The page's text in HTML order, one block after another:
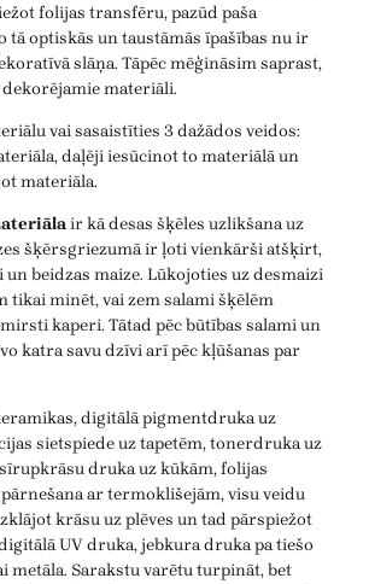
folijas transfēru, pazūd paša
tā optiskās un taustāmās īpašības nu ir
slāņa. Tāpēc mēģināsim saprast,
materiāli.
vai sasaistīties 3 dažādos veidos:
daļēji iesūcinot to materiālā un
materiāla.
ir kā desas šķēles uzlikšana uz
šķērsgriezumā ir ļoti vienkārši atšķirt,
un beidzas maize. Lūkojoties uz desmaizi
tikai minēt, vai zem salami šķēlēm
kaperi. Tātad pēc būtības salami un
katra savu dzīvi arī pēc kļūšanas par
digitālā pigmentdruka uz
sietspiede uz tapetēm, tonerdruka uz
druka uz kūkām, folijas
ar termoklišejām, visu veidu
krāsu uz plēves un tad pārspiežot
UV druka, jebkura druka pa tiešo
metāla. Sarakstu varētu turpināt, bet